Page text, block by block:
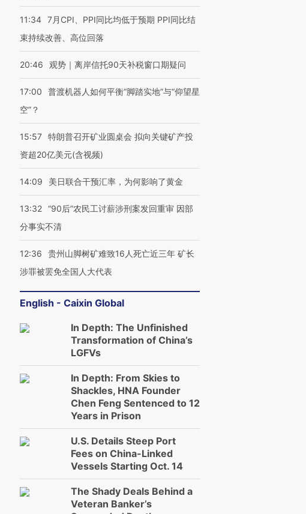
11:34 7月CPI、PPI同比均低于预期 PPI同比结
束持续改善、高位回落
20:46 观势｜离岸信托90天补税窗口期疑问
17:00
普渡机器人如何平衡“脚踏实地”与“仰望星
空”？
15:57 特朗普召开矿业圆桌会 拟向关键矿产投
资超20亿美元(含视频)
14:09 美日联合干预汇率，为何影响了黄金
13:32 “90后”农民工讨薪涉刑案发回重审 因部
分事实不清
12:36
贵州山脚树矿难致16人死亡近三年 矿长
涉罪被罢免全国人大代表
English - Caixin Global
In Depth: The Unfinished
Transformation of China’s
LGFVs
In Depth: From Skies to
Shackles, HNA Founder
Chen Feng Sentenced to 12
Years in Prison
U.S. Details Steep Port
Fees on China-Linked
Vessels Starting Oct. 14
The Shady Deals Behind a
Veteran Banker’s